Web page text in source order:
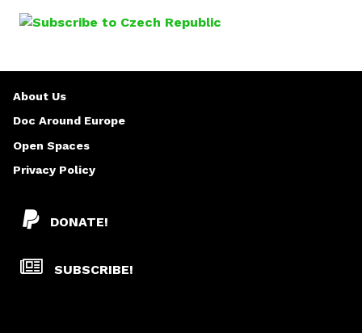
A
G
E
S
DONATE!
SUBSCRIBE!
About Us
Doc Around Europe
Open Spaces
Privacy Policy